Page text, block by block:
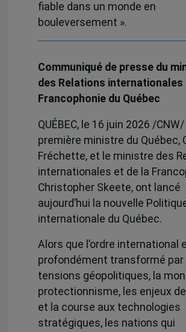
fiable dans un monde en
bouleversement ».
Communiqué de presse du
des Relations internationales
Francophonie du Québec
QUÉBEC, le 16 juin 2026 /
première ministre du Québec,
Fréchette, et le ministre des
internationales et de la
Christopher Skeete, ont lancé
aujourd’hui la nouvelle
internationale du Québec.
Alors que l’ordre international
profondément transformé par
tensions géopolitiques, la
protectionnisme, les enjeux
et la course aux technologies
stratégiques, les nations qui